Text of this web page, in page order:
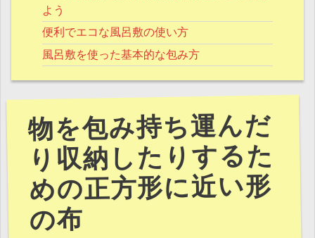
よう
便利でエコな風呂敷の使い方
風呂敷を使った基本的な包み方
物を包み持ち運んだ
り収納したりするた
めの正方形に近い形
の布